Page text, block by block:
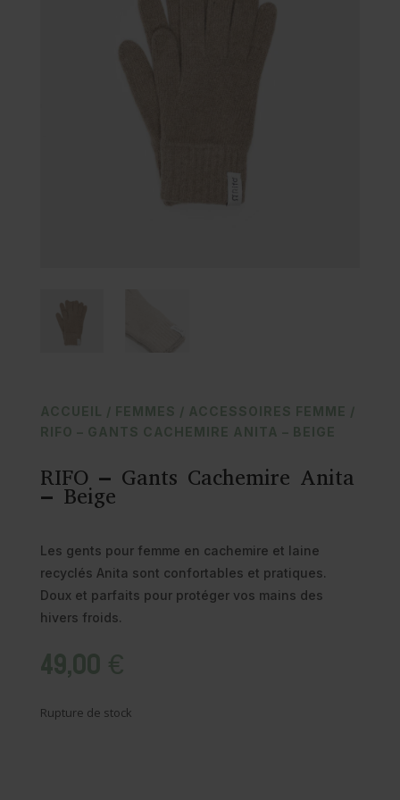
ACCUEIL / FEMMES / ACCESSOIRES FEMME /
RIFO – GANTS CACHEMIRE ANITA – BEIGE
RIFO – Gants Cachemire Anita
– Beige
Les gents pour femme en cachemire et laine
recyclés Anita sont confortables et pratiques.
Doux et parfaits pour protéger vos mains des
hivers froids.
49,00€
Rupture de stock